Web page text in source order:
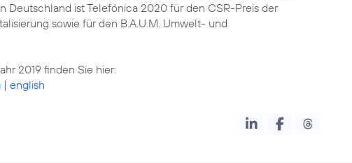
Deutschland ist Telefónica 2020 für den CSR-Preis der
sowie für den B.A.U.M. Umwelt- und
2019 finden Sie hier:
| english